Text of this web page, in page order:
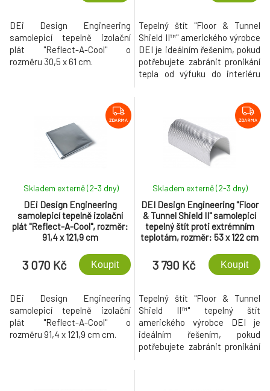
DEi Design Engineering
samolepicí tepelně izolační
plát "Reflect-A-Cool" o
rozměru 30,5 x 61 cm.
Tepelný štít "Floor & Tunnel
Shield II™" amerického výrobce
DEI je ideálním řešením, pokud
potřebujete zabránit pronikání
tepla od výfuku do interiéru
také poškozovat
elektroinstalaci. Nově v
decentním černém provedení.
ZDARMA
DEi Design Engineering
samolepicí tepelně izolační
plát "Reflect-A-Cool", rozměr:
91,4 x 121,9 cm
Skladem externě (2-3 dny)
3 070 Kč Koupit
DEi Design Engineering
samolepicí tepelně izolační
plát "Reflect-A-Cool" o
rozměru 91,4 x 121,9 cm cm.
ZDARMA
DEI Design Engineering "Floor
& Tunnel Shield II" samolepicí
tepelný štít proti extrémním
teplotám, rozměr: 53 x 122 cm
Skladem externě (2-3 dny)
3 790 Kč Koupit
Tepelný štít "Floor & Tunnel
Shield II™" tepelný štít
amerického výrobce DEI je
ideálním řešením, pokud
potřebujete zabránit pronikání